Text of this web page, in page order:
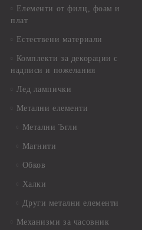
Елементи от филц, фоам и
плат
Естествени материали
Комплекти за декорации с
надписи и пожелания
Лед лампички
Метални елементи
Метални Ъгли
Магнити
Обков
Халки
Други метални елементи
Механизми за часовник